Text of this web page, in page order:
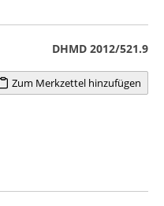
DHMD 2012/521.9
Zum Merkzettel hinzufügen